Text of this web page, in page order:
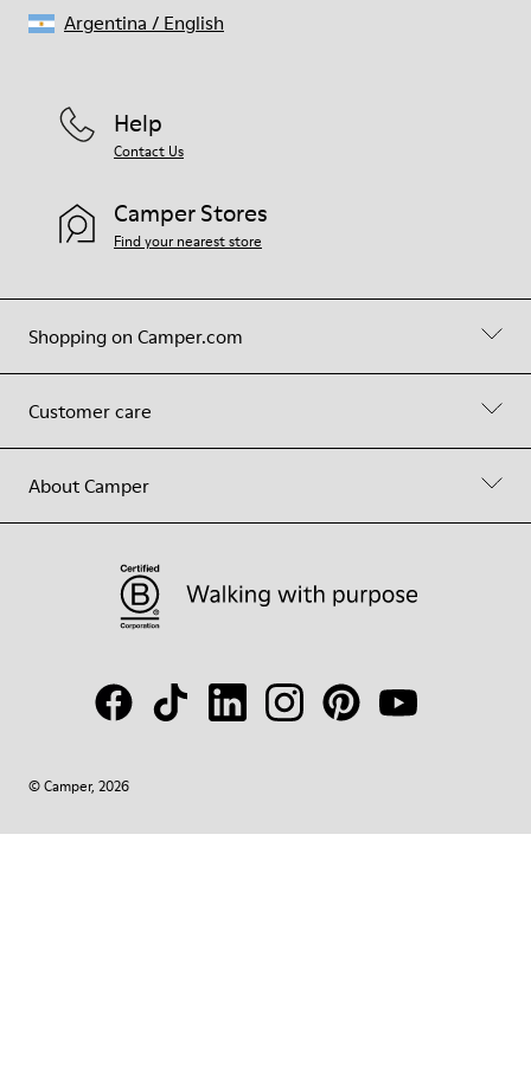
Shopping on Camper.com
Customer care
About Camper
Help
Contact Us
Camper Stores
Find your nearest store
© Camper, 2026
Argentina / English